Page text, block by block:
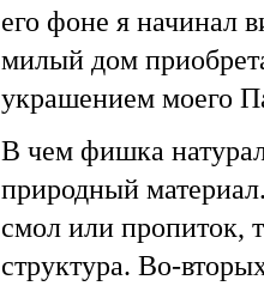
его фоне я начинал
милый дом
украшением моего
В чем фишка
природный
смол или пропиток,
структура. Во-